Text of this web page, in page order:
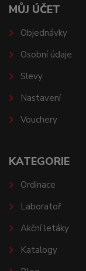
MŮJ ÚČET
Objednávky
Osobní údaje
Slevy
Nastavení
Vouchery
KATEGORIE
Ordinace
Laboratoř
Akční letáky
Katalogy